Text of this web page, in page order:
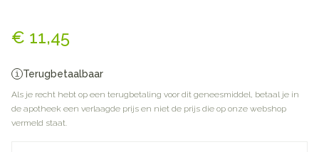
€ 11,45
Terugbetaalbaar
Als je recht hebt op een terugbetaling voor dit geneesmiddel, betaal je in
de apotheek een verlaagde prijs en niet de prijs die op onze webshop
vermeld staat.